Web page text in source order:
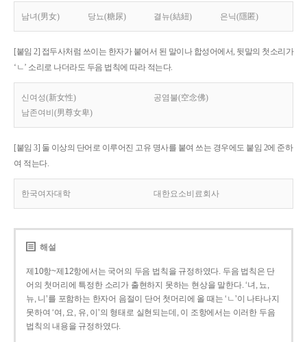
남녀(男女) 당뇨(糖尿) 결뉴(結紐) 은닉(隱匿)
[붙임 2] 접두사처럼 쓰이는 한자가 붙어서 된 말이나 합성어에서, 뒷말의 첫소리가
‘ㄴ’ 소리로 나더라도 두음 법칙에 따라 적는다.
신여성(新女性)
공염불(空念佛)
남존여비(男尊女卑)
[붙임 3] 둘 이상의 단어로 이루어진 고유 명사를 붙여 쓰는 경우에도 붙임 2에 준하
여 적는다.
한국여자대학 대한요소비료회사
해설
제10항~제12항에서는 국어의 두음 법칙을 규정하였다. 두음 법칙은 단
어의 첫머리에 특정한 소리가 출현하지 못하는 현상을 말한다. ‘녀, 뇨,
뉴, 니’를 포함하는 한자어 음절이 단어 첫머리에 올 때는 ‘ㄴ’이 나타나지
못하여 ‘여, 요, 유, 이’의 형태로 실현되는데, 이 조항에서는 이러한 두음
법칙의 내용을 규정하였다.